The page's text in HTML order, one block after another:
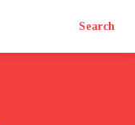
Search